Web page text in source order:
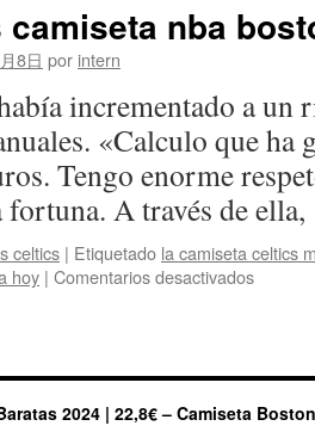
nba
8日 por intern
incrementado a un
«Calculo que ha
Tengo enorme
fortuna. A través de
celtics | Etiquetado la camiseta celtics
hoy | Comentarios desactivadosen
nba
celtics
2024 | 22,8€ – Camiseta